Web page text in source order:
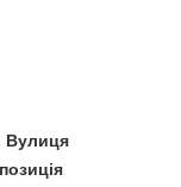
Вулиця